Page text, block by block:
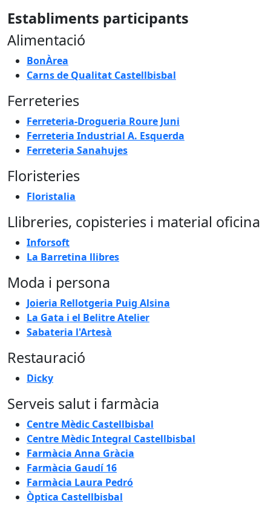
Establiments participants
Alimentació
BonÀrea
Carns de Qualitat Castellbisbal
Ferreteries
Ferreteria-Drogueria Roure Juni
Ferreteria Industrial A. Esquerda
Ferreteria Sanahujes
Floristeries
Floristalia
Llibreries, copisteries i material oficina
Inforsoft
La Barretina llibres
Moda i persona
Joieria Rellotgeria Puig Alsina
La Gata i el Belitre Atelier
Sabateria l'Artesà
Restauració
Dicky
Serveis salut i farmàcia
Centre Mèdic Castellbisbal
Centre Mèdic Integral Castellbisbal
Farmàcia Anna Gràcia
Farmàcia Gaudí 16
Farmàcia Laura Pedró
Òptica Castellbisbal